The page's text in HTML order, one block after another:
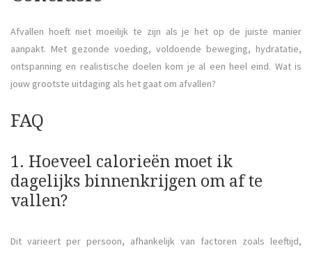
Afvallen hoeft niet moeilijk te zijn als je het op de juiste manier
aanpakt. Met gezonde voeding, voldoende beweging, hydratatie,
ontspanning en realistische doelen kom je al een heel eind. Wat is
jouw grootste uitdaging als het gaat om afvallen?
FAQ
1. Hoeveel calorieën moet ik
dagelijks binnenkrijgen om af te
vallen?
Dit varieert per persoon, afhankelijk van factoren zoals leeftijd,